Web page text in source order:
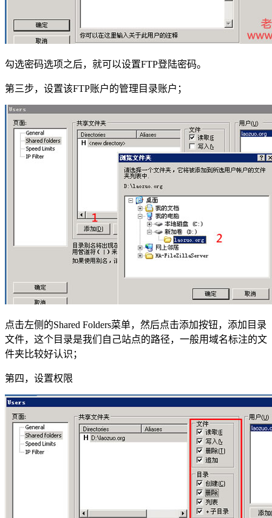
勾选密码选项之后，就可以设置FTP登陆密码。
第三步，设置该FTP账户的管理目录账户；
点击左侧的Shared Folders菜单，然后点击添加按钮，添加目录
文件，这个目录是我们自己站点的路径，一般用域名标注的文
件夹比较好认识；
第四，设置权限